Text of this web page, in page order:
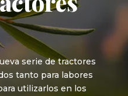
serie de tractores
tanto para labores
utilizarlos en los